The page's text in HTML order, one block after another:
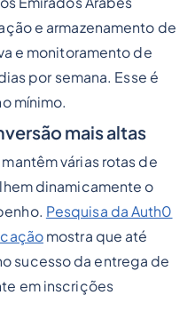
e armazenamento de
e monitoramento de
por semana. Esse é
mínimo.
mais altas
várias rotas de
dinamicamente o
Pesquisa da Auth0
mostra que até
sucesso da entrega de
em inscrições